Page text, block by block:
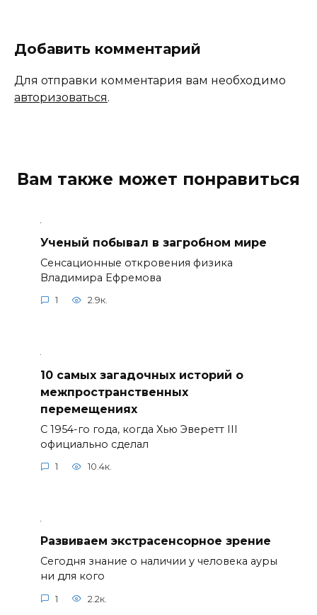
Добавить комментарий
Для отправки комментария вам необходимо
авторизоваться.
Вам также может понравиться
Ученый побывал в загробном мире
Сенсационные откровения физика
Владимира Ефремова
1 2.9к.
10 самых загадочных историй о
межпространственных
перемещениях
С 1954-го года, когда Хью Эверетт III
официально сделал
1 10.4к.
Развиваем экстрасенсорное зрение
Сегодня знание о наличии у человека ауры
ни для кого
1 2.2к.